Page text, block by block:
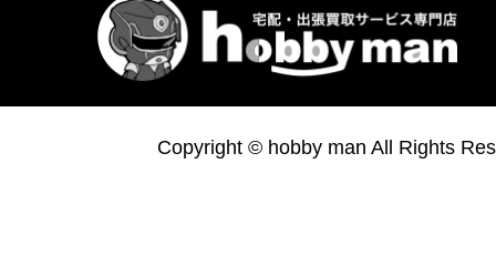
Copyright © hobby man All Rights